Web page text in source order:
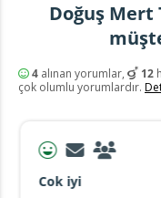
Doğuş Mert
4alınan yorumlar, 12
çok olumlu yorumlardır.
Cok iyi